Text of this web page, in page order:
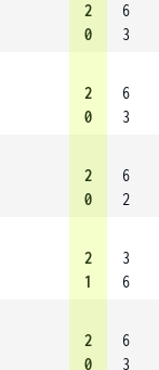
2
0
6
3
2
0
6
3
2
0
6
2
2
1
3
6
2
0
6
3